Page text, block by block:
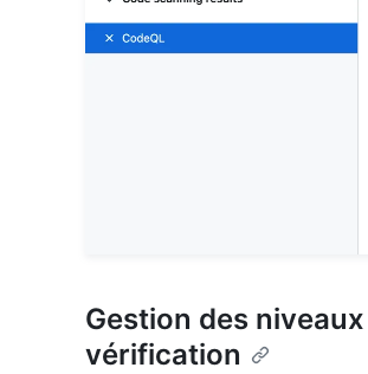
Gestion des
vérification